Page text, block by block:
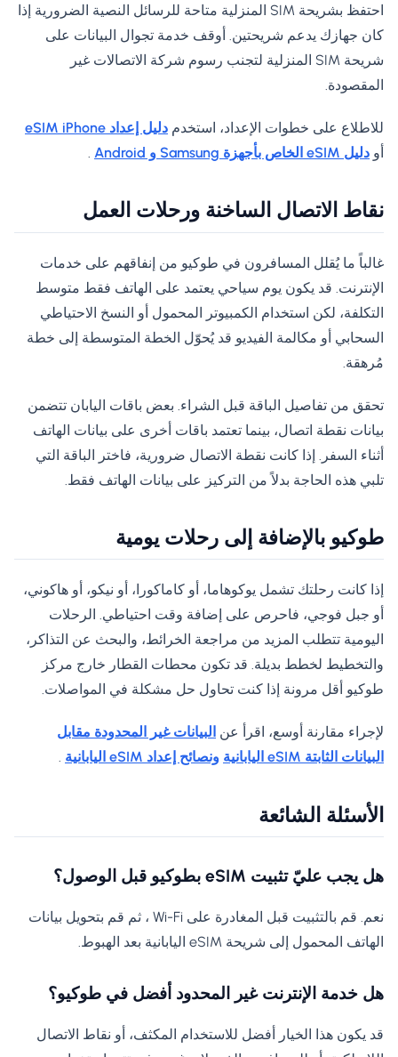
احتفظ بشريحة SIM المنزلية متاحة للرسائل النصية الضرورية إذا
كان جهازك يدعم شريحتين. أوقف خدمة تجوال البيانات على
شريحة SIM المنزلية لتجنب رسوم شركة الاتصالات غير
المقصودة.
للاطلاع على خطوات الإعداد، استخدم دليل إعداد eSIM iPhone
أو دليل eSIM الخاص بأجهزة Samsung و Android
نقاط الاتصال الساخنة ورحلات العمل
غالباً ما يُقلل المسافرون في طوكيو من إنفاقهم على خدمات
الإنترنت. قد يكون يوم سياحي يعتمد على الهاتف فقط متوسط ​​
التكلفة، لكن استخدام الكمبيوتر المحمول أو النسخ الاحتياطي
السحابي أو مكالمة الفيديو قد يُحوّل الخطة المتوسطة إلى خطة
مُرهقة.
تحقق من تفاصيل الباقة قبل الشراء. بعض باقات اليابان تتضمن
بيانات نقطة اتصال، بينما تعتمد باقات أخرى على بيانات الهاتف
أثناء السفر. إذا كانت نقطة الاتصال ضرورية، فاختر الباقة التي
تلبي هذه الحاجة بدلاً من التركيز على بيانات الهاتف فقط.
طوكيو بالإضافة إلى رحلات يومية
إذا كانت رحلتك تشمل يوكوهاما، أو كاماكورا، أو نيكو، أو هاكوني،
أو جبل فوجي، فاحرص على إضافة وقت احتياطي. الرحلات
اليومية تتطلب المزيد من مراجعة الخرائط، والبحث عن التذاكر،
والتخطيط لخطط بديلة. قد تكون محطات القطار خارج مركز
طوكيو أقل مرونة إذا كنت تحاول حل مشكلة في المواصلات.
لإجراء مقارنة أوسع، اقرأ عن البيانات غير المحدودة مقابل
البيانات الثابتة eSIM اليابانية
ونصائح إعداد eSIM اليابانية .
الأسئلة الشائعة
هل يجب عليّ تثبيت eSIM بطوكيو قبل الوصول؟
نعم. قم بالتثبيت قبل المغادرة على Wi-Fi ، ثم قم بتحويل بيانات
الهاتف المحمول إلى شريحة eSIM اليابانية بعد الهبوط.
هل خدمة الإنترنت غير المحدود أفضل في طوكيو؟
قد يكون هذا الخيار أفضل للاستخدام المكثف، أو نقاط الاتصال